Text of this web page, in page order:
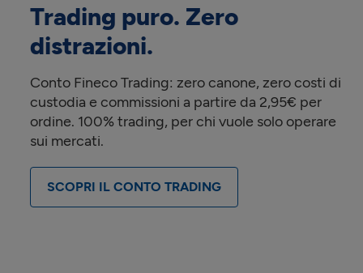
Trading puro. Zero
distrazioni.
Conto Fineco Trading: zero canone, zero costi di
custodia e commissioni a partire da 2,95€ per
ordine. 100% trading, per chi vuole solo operare
sui mercati.
SCOPRI IL CONTO TRADING